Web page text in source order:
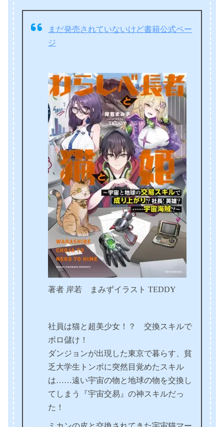
まだ発売されていないけど書籍公式ペー
ジ
著者 岸若 まみずイラスト TEDDY
社員は猫と超美少女！？ 交換スキルで
ボロ儲け！
ダンジョンが出現した東京で暮らす、貧
乏大学生トンボに突然目覚めたスキル
は……遠い宇宙の物と地球の物を交換し
てしまう『宇宙交易』の神スキルだっ
た！